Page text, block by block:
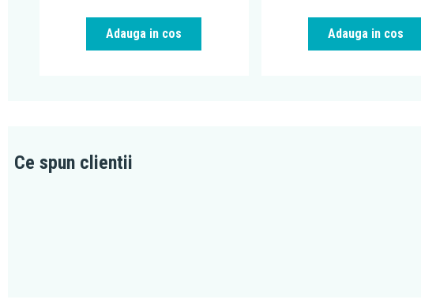
Adauga in cos Adauga in cos
Ce spun clientii